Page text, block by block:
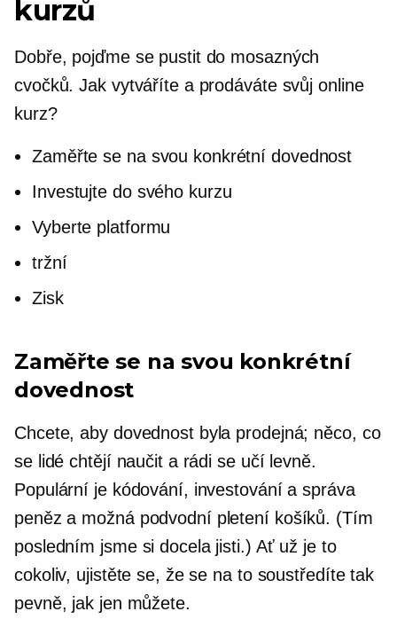
kurzů
Dobře, pojďme se pustit do mosazných
cvočků. Jak vytváříte a prodáváte svůj online
kurz?
Zaměřte se na svou konkrétní dovednost
Investujte do svého kurzu
Vyberte platformu
tržní
Zisk
Zaměřte se na svou konkrétní
dovednost
Chcete, aby dovednost byla prodejná; něco, co
se lidé chtějí naučit a rádi se učí levně.
Populární je kódování, investování a správa
peněz a možná podvodní pletení košíků. (Tím
posledním jsme si docela jisti.) Ať už je to
cokoliv, ujistěte se, že se na to soustředíte tak
pevně, jak jen můžete.